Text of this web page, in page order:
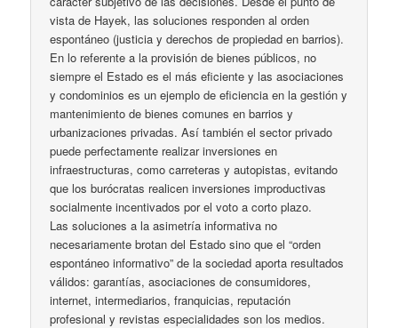
vista de Hayek, las soluciones responden al orden
espontáneo (justicia y derechos de propiedad en barrios).
En lo referente a la provisión de bienes públicos, no
siempre el Estado es el más eficiente y las asociaciones
y condominios es un ejemplo de eficiencia en la gestión y
mantenimiento de bienes comunes en barrios y
urbanizaciones privadas. Así también el sector privado
puede perfectamente realizar inversiones en
infraestructuras, como carreteras y autopistas, evitando
que los burócratas realicen inversiones improductivas
socialmente incentivados por el voto a corto plazo.
Las soluciones a la asimetría informativa no
necesariamente brotan del Estado sino que el “orden
espontáneo informativo” de la sociedad aporta resultados
válidos: garantías, asociaciones de consumidores,
internet, intermediarios, franquicias, reputación
profesional y revistas especialidades son los medios.